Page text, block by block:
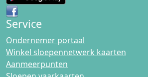
Service
Ondernemer portaal
Winkel sloepennetwerk kaarten
Aanmeerpunten